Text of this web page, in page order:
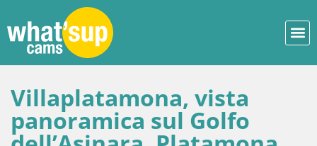
Villaplatamona, vista
panoramica sul Golfo